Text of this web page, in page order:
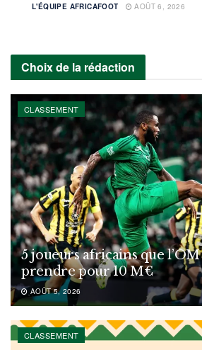
L'ÉQUIPE AFRICAFOOT AOÛT 6, 2026
Choix de la rédaction
CLASSEMENT
5 joueurs africains que
prendre pour 10 M€
AOÛT 5, 2026
CLASSEMENT